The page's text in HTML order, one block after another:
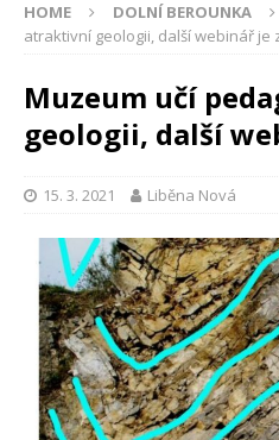
HOME DOLNÍ BEROUNKA
atraktivní geologii, další webinář je
Muzeum učí
geologii, další
15. 3. 2021 Liběna Nová